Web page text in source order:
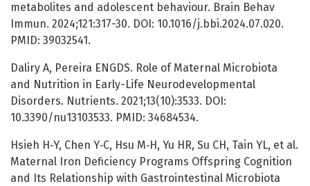
metabolites and adolescent behaviour. Brain Behav
Immun. 2024;121:317-30. DOI: 10.1016/j.bbi.2024.07.020.
PMID: 39032541.
Daliry A, Pereira ENGDS. Role of Maternal Microbiota
and Nutrition in Early-Life Neurodevelopmental
Disorders. Nutrients. 2021;13(10):3533. DOI:
10.3390/nu13103533. PMID: 34684534.
Hsieh H‐Y, Chen Y‐C, Hsu M‐H, Yu HR, Su CH, Tain YL, et al.
Maternal Iron Deficiency Programs Offspring Cognition
and Its Relationship with Gastrointestinal Microbiota